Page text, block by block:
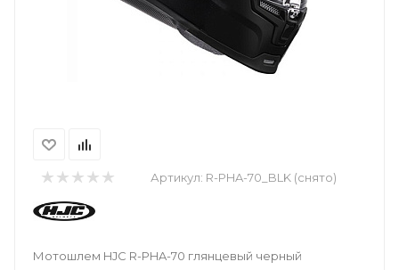
Артикул: R-PHA-70_BLK (снято)
Мотошлем HJC R-PHA-70 глянцевый черный